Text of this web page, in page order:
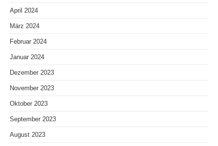
April 2024
März 2024
Februar 2024
Januar 2024
Dezember 2023
November 2023
Oktober 2023
September 2023
August 2023